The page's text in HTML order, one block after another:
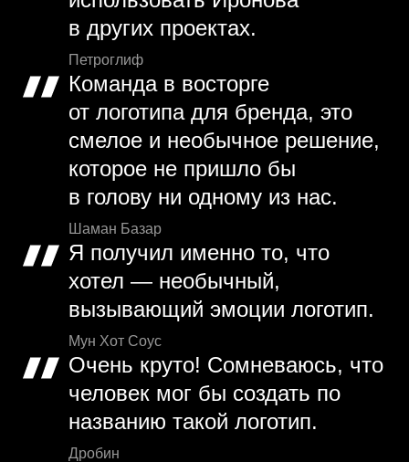
в других проектах.
Петроглиф
Команда в восторге
от логотипа для бренда, это
смелое и необычное решение,
которое не пришло бы
в голову ни одному из нас.
Шаман Базар
Я получил именно то, что
хотел — необычный,
вызывающий эмоции логотип.
Мун Хот Соус
Очень круто! Сомневаюсь, что
человек мог бы создать по
названию такой логотип.
Дробин